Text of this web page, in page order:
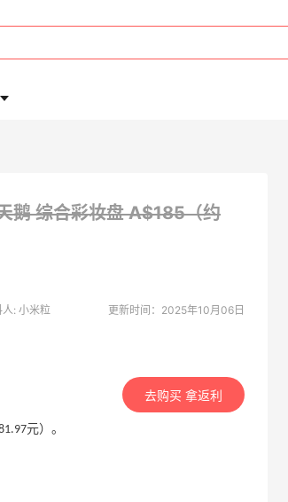
鹅 综合彩妆盘A$185（约
: 小米粒 更新时间：2025年10月06日
去购买 拿返利
元）。